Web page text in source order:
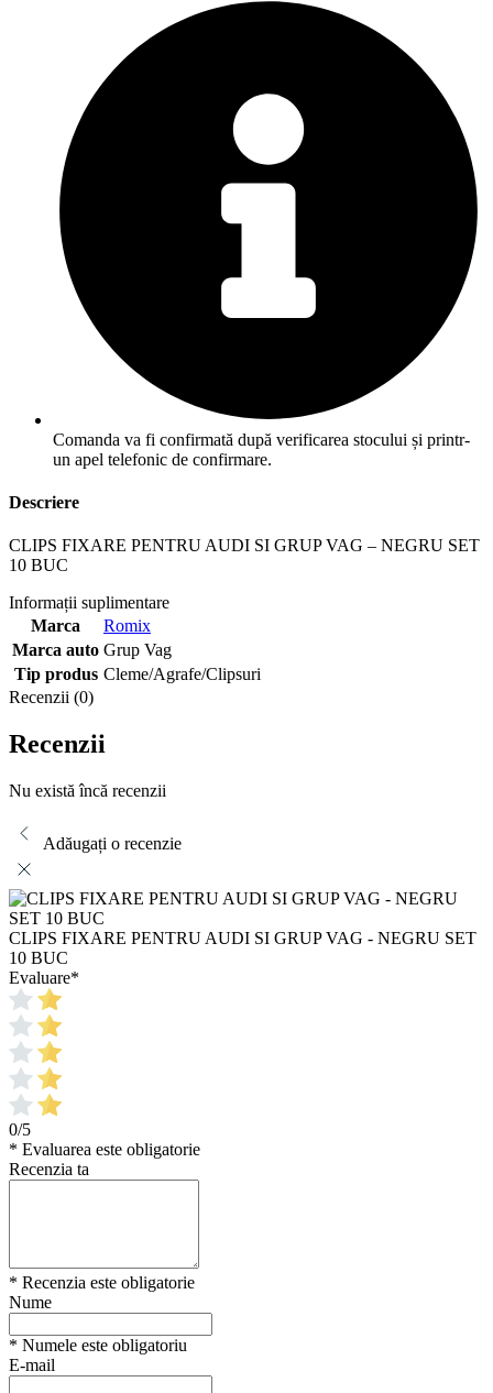
Comanda va fi confirmată după verificarea stocului și printr-
un apel telefonic de confirmare.
Descriere
CLIPS FIXARE PENTRU AUDI SI GRUP VAG – NEGRU SET
10 BUC
Informații suplimentare
Marca
Romix
Marca auto Grup Vag
Tip produs Cleme/Agrafe/Clipsuri
Recenzii (0)
Recenzii
Nu există încă recenzii
Adăugați o recenzie
CLIPS FIXARE PENTRU AUDI SI GRUP VAG - NEGRU SET
10 BUC
Evaluare*
0/5
* Evaluarea este obligatorie
Recenzia ta
* Recenzia este obligatorie
Nume
* Numele este obligatoriu
E-mail